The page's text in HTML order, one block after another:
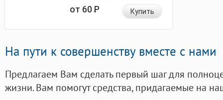
от 60Р Купить
На пути к совершенству вместе с нами
Предлагаем Вам сделать первый шаг для
жизни. Вам помогут средства, придагаемые на